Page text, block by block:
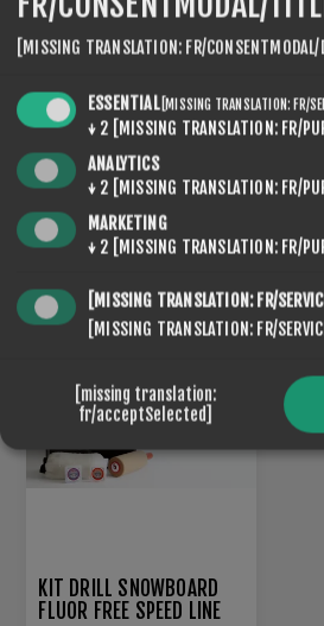
MANCHE DE PERCEUSE
ROTO
KIT DRILL SNOWBOARD
FLUOR FREE SPEED LINE
[MISSING TRANSLATION: FR/CONSENTMODAL/
ESSENTIAL [MISSING TRANSLATION: FR/
↓ 2 [MISSING TRANSLATION: FR/
ANALYTICS
↓ 2 [MISSING TRANSLATION: FR/
MARKETING
↓ 2 [MISSING TRANSLATION: FR/
[MISSING TRANSLATION: FR/
[MISSING TRANSLATION: FR/
[missing translation:
fr/acceptSelected]